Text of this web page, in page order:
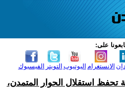
على:
الفيسبوك التويتر اليوتيوب الانستغرام
تحفظ استقلال الحوار المتمدن،